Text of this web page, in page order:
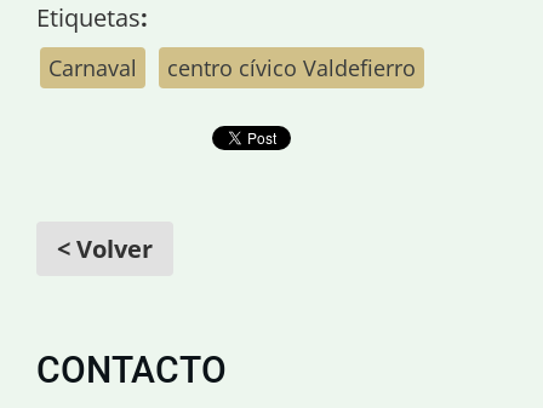
Etiquetas:
Carnaval centro cívico Valdefierro
< Volver
CONTACTO